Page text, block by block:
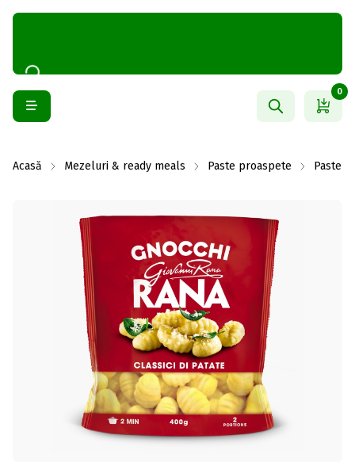
0
Acasă Mezeluri & ready meals Paste proaspete Paste